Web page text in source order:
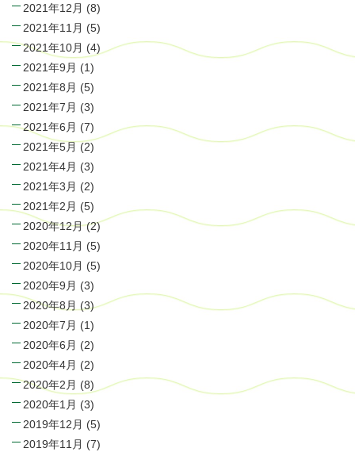
2021年12月 (8)
2021年11月 (5)
2021年10月 (4)
2021年9月 (1)
2021年8月 (5)
2021年7月 (3)
2021年6月 (7)
2021年5月 (2)
2021年4月 (3)
2021年3月 (2)
2021年2月 (5)
2020年12月(2)
2020年11月 (5)
2020年10月 (5)
2020年9月 (3)
2020年8月 (3)
2020年7月 (1)
2020年6月 (2)
2020年4月 (2)
2020年2月 (8)
2020年1月 (3)
2019年12月 (5)
2019年11月 (7)